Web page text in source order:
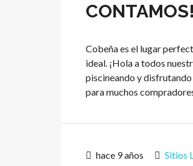
CONTAMOS!
Cobeña es el lugar
ideal. ¡Hola a todos
piscineando y disfrutando
para muchos
hace 9 años Sitios